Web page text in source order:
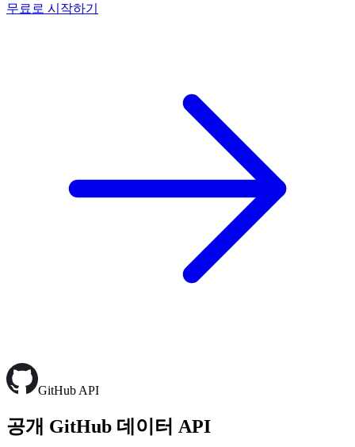
무료로 시작하기
GitHub API
공개 GitHub 데이터 API